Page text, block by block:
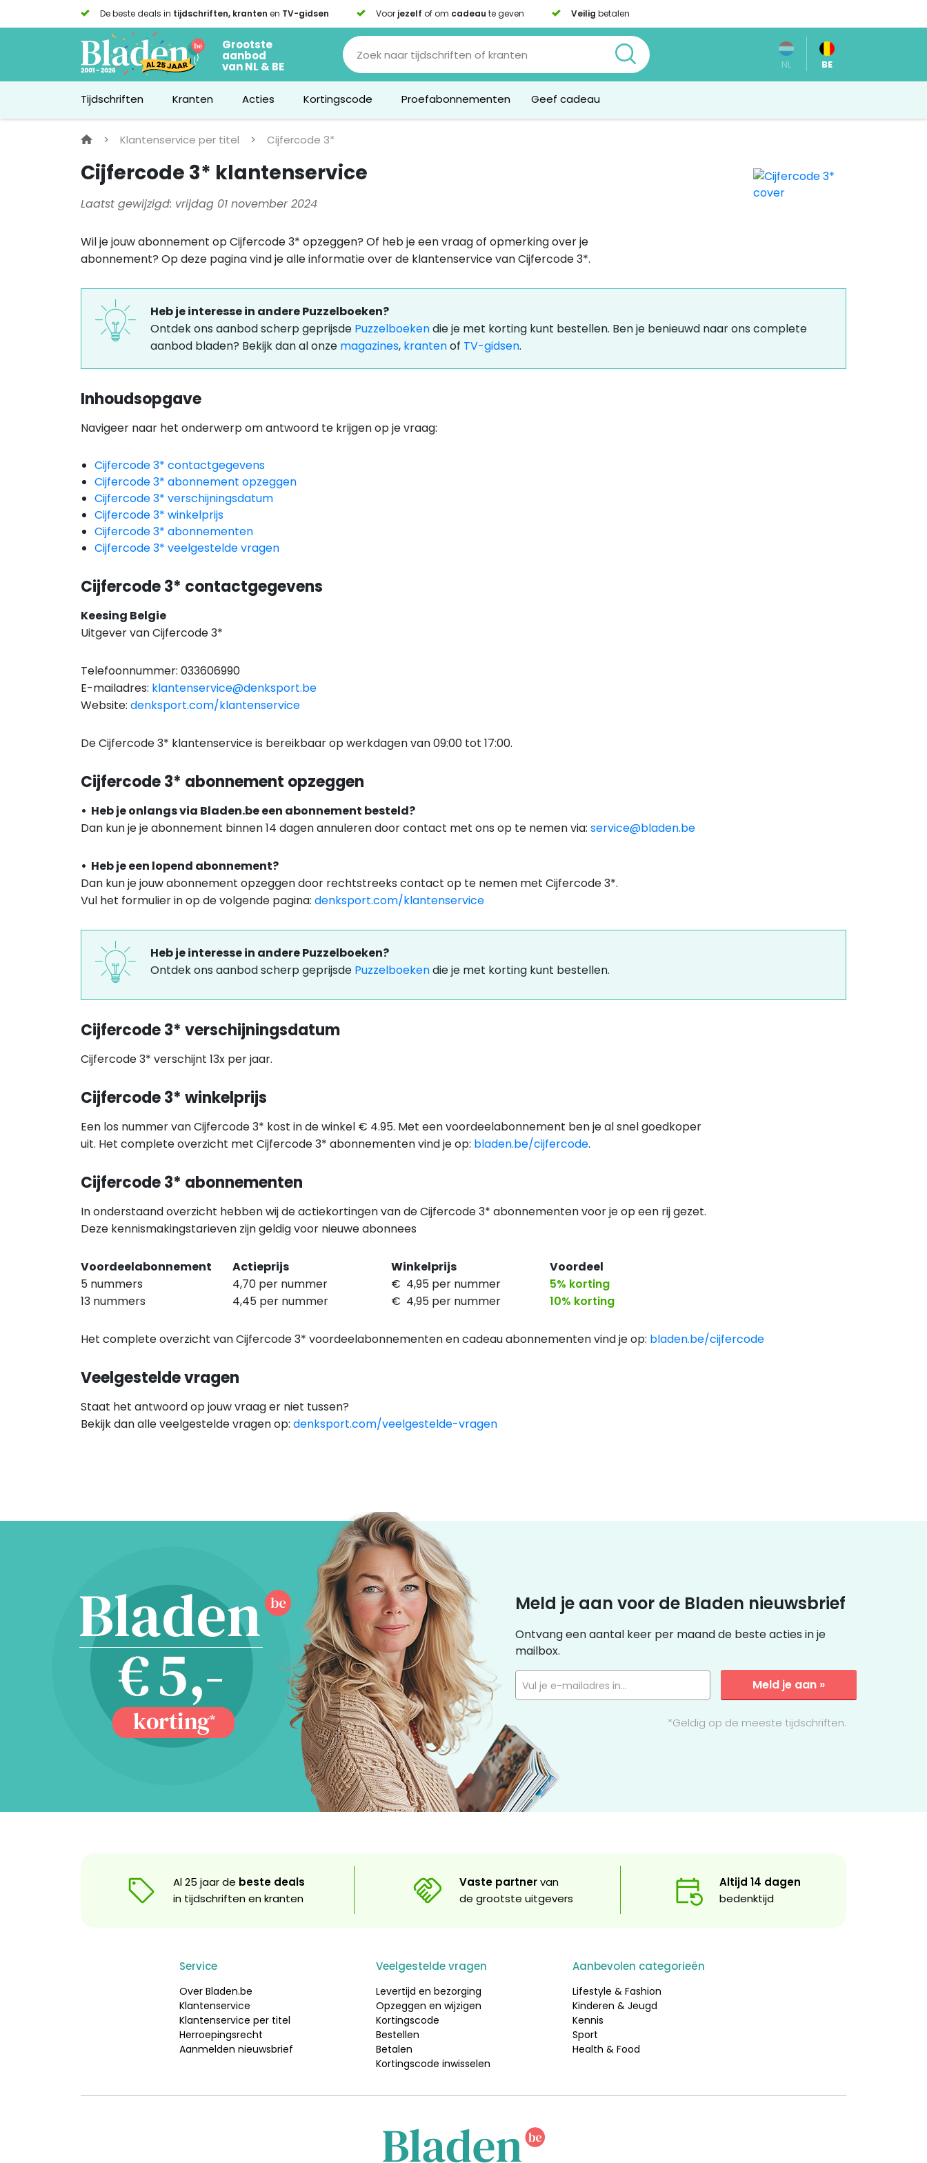
De beste deals in tijdschriften, kranten en TV-gidsen Voor jezelf of om cadeau te geven Veilig betalen
Grootste
aanbod
van NL & BE NL BE
Tijdschriften Kranten Acties Kortingscode Proefabonnementen Geef cadeau
Klantenservice per titel Cijfercode 3*
Cijfercode 3* klantenservice
Laatst gewijzigd: vrijdag 01 november 2024
Wil je jouw abonnement op Cijfercode 3* opzeggen? Of heb je een vraag of opmerking over je
abonnement? Op deze pagina vind je alle informatie over de klantenservice van Cijfercode 3*.
Heb je interesse in andere Puzzelboeken?
Ontdek ons aanbod scherp geprijsde Puzzelboekendie je met korting kunt bestellen. Ben je benieuwd naar ons complete
aanbod bladen? Bekijk dan al onze magazines, krantenof TV-gidsen.
Inhoudsopgave
Navigeer naar het onderwerp om antwoord te krijgen op je vraag:
Cijfercode 3* contactgegevens
Cijfercode 3* abonnement opzeggen
Cijfercode 3* verschijningsdatum
Cijfercode 3* winkelprijs
Cijfercode 3* abonnementen
Cijfercode 3* veelgestelde vragen
Cijfercode 3* contactgegevens
Keesing Belgie
Uitgever van Cijfercode 3*
Telefoonnummer: 033606990
E-mailadres: klantenservice@denksport.be
Website: denksport.com/klantenservice
De Cijfercode 3* klantenservice is bereikbaar op werkdagen van 09:00 tot 17:00.
Cijfercode 3* abonnement opzeggen
• Heb je onlangs via Bladen.be een abonnement besteld?
Dan kun je je abonnement binnen 14 dagen annuleren door contact met ons op te nemen via: service@bladen.be
• Heb je een lopend abonnement?
Dan kun je jouw abonnement opzeggen door rechtstreeks contact op te nemen met Cijfercode 3*.
Vul het formulier in op de volgende pagina: denksport.com/klantenservice
Heb je interesse in andere Puzzelboeken?
Ontdek ons aanbod scherp geprijsde Puzzelboekendie je met korting kunt bestellen.
Cijfercode 3* verschijningsdatum
Cijfercode 3* verschijnt 13x per jaar.
Cijfercode 3* winkelprijs
Een los nummer van Cijfercode 3* kost in de winkel € 4.95. Met een voordeelabonnement ben je al snel goedkoper
uit. Het complete overzicht met Cijfercode 3* abonnementen vind je op: bladen.be/cijfercode.
Cijfercode 3* abonnementen
In onderstaand overzicht hebben wij de actiekortingen van de Cijfercode 3* abonnementen voor je op een rij gezet.
Deze kennismakingstarieven zijn geldig voor nieuwe abonnees
Voordeelabonnement Actieprijs Winkelprijs
Voordeel
5 nummers
4,70 per nummer € 4,95 per nummer
5% korting
13 nummers
4,45 per nummer € 4,95 per nummer 10% korting
Het complete overzicht van Cijfercode 3* voordeelabonnementen en cadeau abonnementen vind je op: bladen.be/cijfercode
Veelgestelde vragen
Staat het antwoord op jouw vraag er niet tussen?
Bekijk dan alle veelgestelde vragen op: denksport.com/veelgestelde-vragen
Meld je aan voor de Bladen nieuwsbrief
Ontvang een aantal keer per maand de beste acties in je
mailbox.
Vul je e-mailadres in... Meld je aan »
*Geldig op de meeste tijdschriften.
Al 25 jaar de beste deals
in tijdschriften en kranten
Vaste partnervan
de grootste uitgevers
Altijd 14 dagen
bedenktijd
Service
Over Bladen.be
Klantenservice
Klantenservice per titel
Herroepingsrecht
Aanmelden nieuwsbrief
Veelgestelde vragen
Levertijd en bezorging
Opzeggen en wijzigen
Kortingscode
Bestellen
Betalen
Kortingscode inwisselen
Aanbevolen categorieën
Lifestyle & Fashion
Kinderen & Jeugd
Kennis
Sport
Health & Food